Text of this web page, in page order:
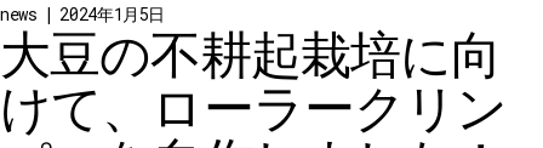
news 2024年1月5日
大豆の不耕起栽培に向
けて、ローラークリン